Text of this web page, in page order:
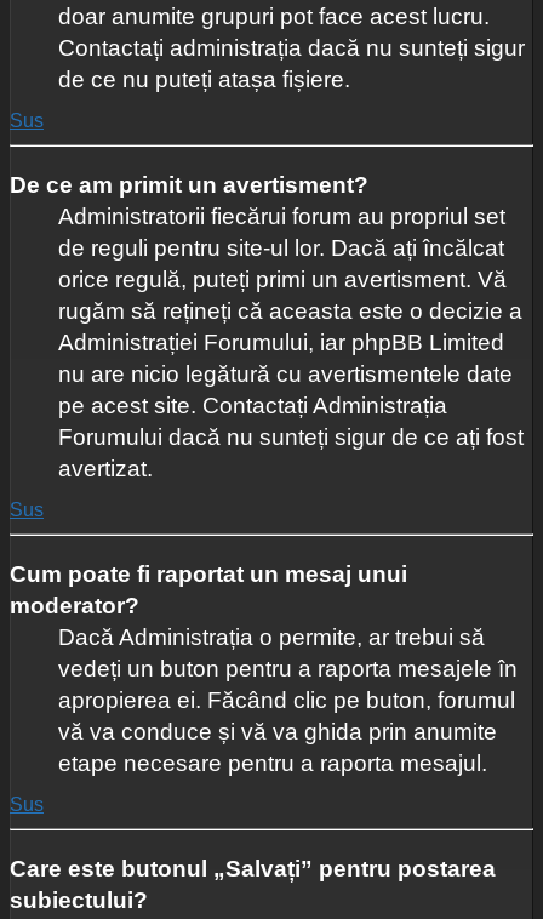
doar anumite grupuri pot face acest lucru.
Contactați administrația dacă nu sunteți sigur
de ce nu puteți atașa fișiere.
Sus
De ce am primit un avertisment?
Administratorii fiecărui forum au propriul set
de reguli pentru site-ul lor. Dacă ați încălcat
orice regulă, puteți primi un avertisment. Vă
rugăm să rețineți că aceasta este o decizie a
Administrației Forumului, iar phpBB Limited
nu are nicio legătură cu avertismentele date
pe acest site. Contactați Administrația
Forumului dacă nu sunteți sigur de ce ați fost
avertizat.
Sus
Cum poate fi raportat un mesaj unui
moderator?
Dacă Administrația o permite, ar trebui să
vedeți un buton pentru a raporta mesajele în
apropierea ei. Făcând clic pe buton, forumul
vă va conduce și vă va ghida prin anumite
etape necesare pentru a raporta mesajul.
Sus
Care este butonul „Salvați” pentru postarea
subiectului?